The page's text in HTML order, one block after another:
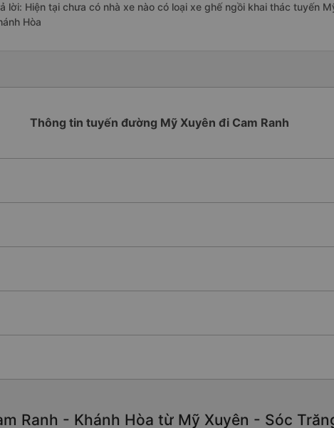
lời: Hiện tại chưa có nhà xe nào có loại xe ghế ngồi khai thác tuyến
Hòa
Thông tin tuyến đường Mỹ Xuyên đi Cam Ranh
Ranh - Khánh Hòa từ Mỹ Xuyên - Sóc